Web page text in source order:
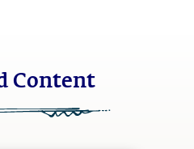
Content